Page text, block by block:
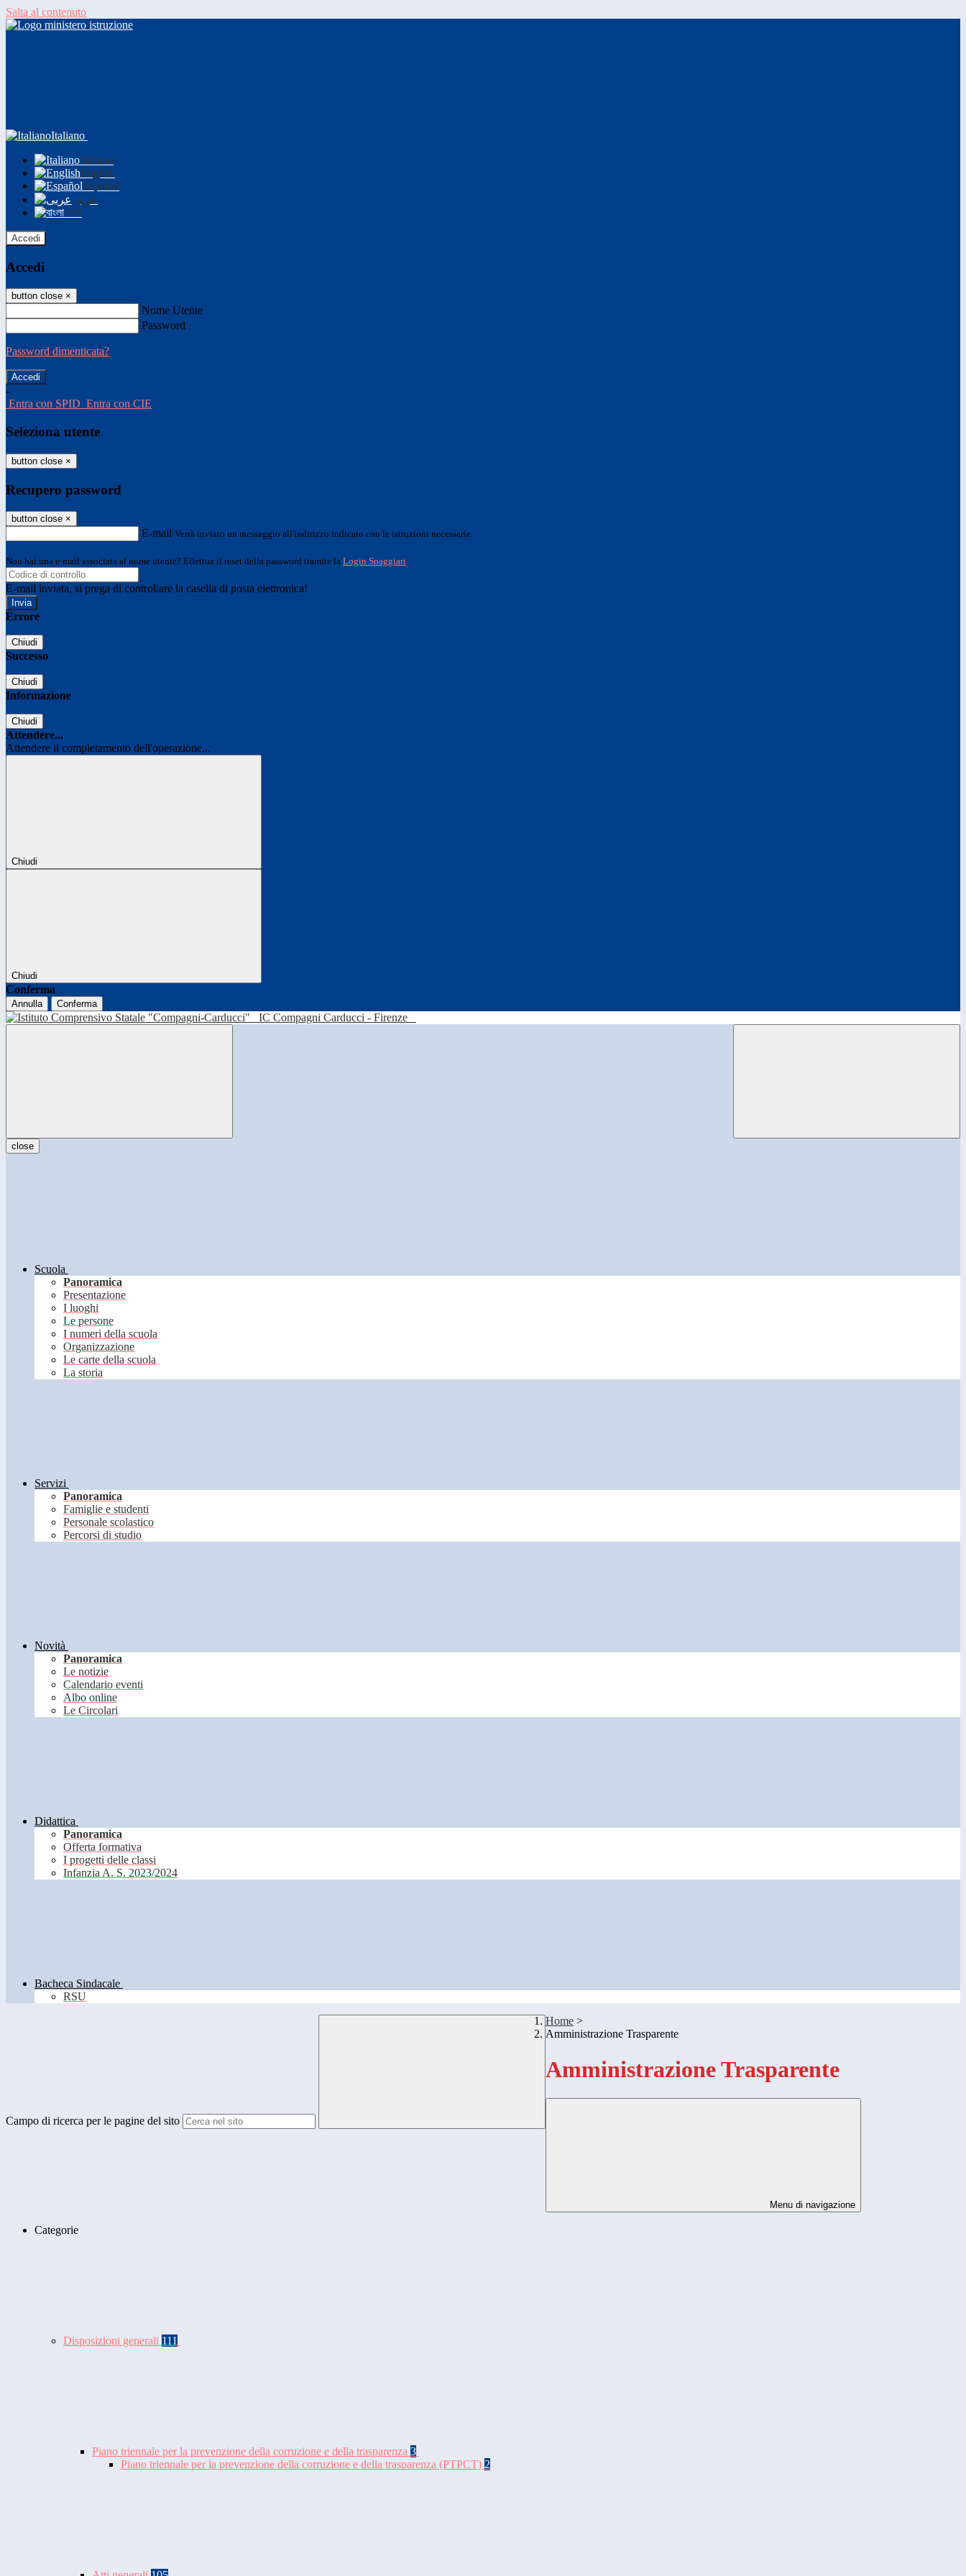
Salta al contenuto
Italiano
Italiano
English
Español
عربى
বাংলা
Accedi
Accedi
button close ×
Nome Utente
Password
Password dimenticata?
-
Entra con SPID Entra con CIE
Seleziona utente
button close ×
Recupero password
button close ×
E-mail Verrà inviato un messaggio all'indirizzo indicato con le istruzioni necessarie.
Non hai una e-mail associata al nome utente? Effettua il reset della password tramite la Login Spaggiari
E-mail inviata, si prega di controllare la casella di posta elettronica!
Errore
Chiudi
Successo
Chiudi
Informazione
Chiudi
Attendere...
Attendere il completamento dell'operazione...
Chiudi
Chiudi
Conferma
Annulla Conferma
IC Compagni Carducci - Firenze
close
Scuola
Panoramica
Presentazione
I luoghi
Le persone
I numeri della scuola
Organizzazione
Le carte della scuola
La storia
Servizi
Panoramica
Famiglie e studenti
Personale scolastico
Percorsi di studio
Novità
Panoramica
Le notizie
Calendario eventi
Albo online
Le Circolari
Didattica
Panoramica
Offerta formativa
I progetti delle classi
Infanzia A. S. 2023/2024
Bacheca Sindacale
RSU
Campo di ricerca per le pagine del sito
Home >
Amministrazione Trasparente
Amministrazione Trasparente
Menu di navigazione
Categorie
Disposizioni generali 111
Piano triennale per la prevenzione della corruzione e della trasparenza 3
Piano triennale per la prevenzione della corruzione e della trasparenza (PTPCT) 2